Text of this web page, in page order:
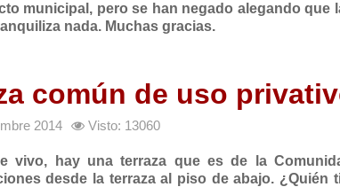
municipal, pero se han negado alegando que
nada. Muchas gracias.
común de uso
2014 Visto: 13060
hay una terraza que es de la
desde la terraza al piso de abajo. ¿Quién